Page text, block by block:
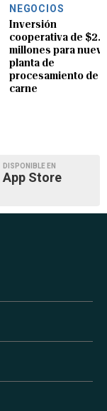
NEGOCIOS
Inversión
cooperativa de $2.8
millones para nueva
planta de
procesamiento de
carne
DISPONIBLE EN
App Store